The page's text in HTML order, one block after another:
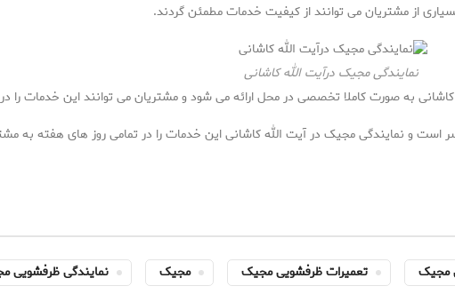
از مشتریان می توانند از کیفیت خدمات مطمئن گردند.
نمایندگی مجیک درآیت الله کاشانی
به صورت کاملا تخصصی در محل ارائه می شود و مشتریان می توانند این خدمات را در
و نمایندگی مجیک در آیت الله کاشانی این خدمات را در تمامی روز های هفته به
مجیک تعمیرات ظرفشویی مجیک مجیک
نمایندگی ظرفشویی